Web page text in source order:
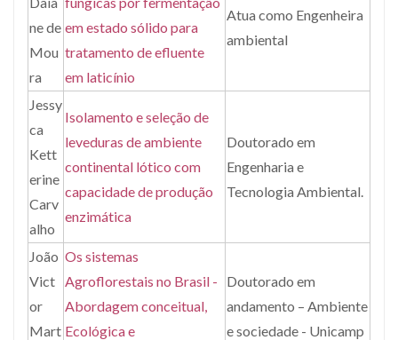
ne de
Mou
ra
em estado sólido para
tratamento de efluente
em laticínio
Atua como Engenheira
ambiental
Jessy
ca
Kett
erine
Carv
alho
Isolamento e seleção de
leveduras de ambiente
continental lótico com
capacidade de produção
enzimática
Doutorado em
Engenharia e
Tecnologia Ambiental.
João
Vict
or
Mart
Os sistemas
Agroflorestais no Brasil -
Abordagem conceitual,
Ecológica e
Doutorado em
andamento – Ambiente
e sociedade - Unicamp